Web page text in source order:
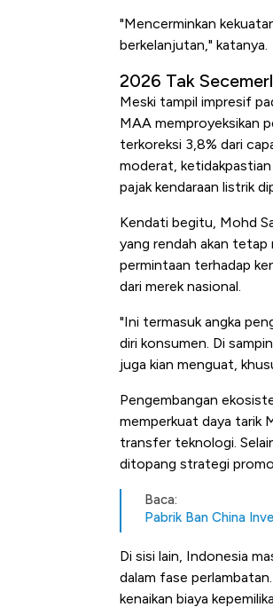
"Mencerminkan
berkelanjutan," katanya.
2026 Tak
Meski tampil impresif
MAA memproyeksikan
terkoreksi 3,8% dari
moderat,
pajak kendaraan listrik
Kendati begitu, Mohd
yang rendah akan
permintaan terhadap
dari merek nasional.
"Ini termasuk angka
diri konsumen. Di
juga kian menguat,
Pengembangan
memperkuat daya tarik
transfer teknologi.
ditopang strategi
Baca:
Pabrik Ban China
Di sisi lain, Indonesia
dalam fase
kenaikan biaya